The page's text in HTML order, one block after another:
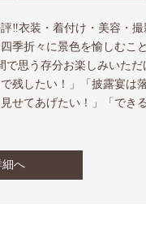
‼︎衣装・着付け・美容・撮
季折々に景色を愉しむこ
思う存分お楽しみいた
残したい！」「披露宴
せてあげたい！」「で
細へ